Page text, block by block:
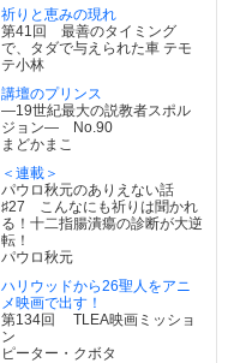
祈りと恵みの現れ
第41回 最善のタイミング
で、タダで与えられた車 テモ
テ小林
講壇のプリンス
―19世紀最大の説教者スポル
ジョン― No.90
まどかまこ
＜連載＞
パウロ秋元のありえない話
♯27 こんなにも祈りは聞かれ
る！十二指腸潰瘍の診断が大逆
転！
パウロ秋元
ハリウッドから26聖人をアニ
メ映画で出す！
第134回 TLEA映画ミッショ
ン
ピーター・クボタ